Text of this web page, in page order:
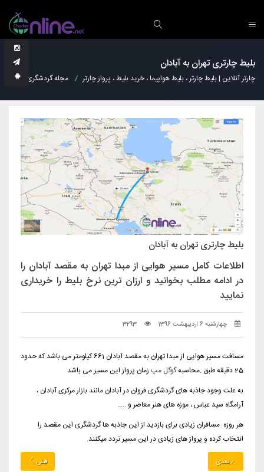
بلیط چارتری تهران به آبادان
چارتر آنلاین | بلیط چارتر ، بلیط هواپیما ، خرید بلیط ، پرواز چارتر مجله گردشگری
بلیط چارتری تهران به آبادان
اطلاعات کامل مسیر هوایی از مبدا تهران به مقصد آبادان را
در ادامه مطلب بخوانید و ارزان ترین نرخ بلیط را خریداری
نمایید
چهارشنبه 6 اردیبهشت 1396 3293
مسافت مسیر هوایی از مبدا تهران به مقصد آبادان 661 کیلومتر می باشد که حدود
25 دقیقه طبق .محاسبه
گوگل مپ زمان پرواز این مسیر می باشد
به علت وجود جاذبه های گردشگری فروان در آبادان مانند بازار مرکزی آبادان ،
آرامگاه سید عباس ، موزه های هنر معاصر و .....
هر روزه مسافران زیادی برای بازدید از این جاذبه ها گردشگری این مقصد را
انتخاب کرده و پرواز های زیادی در این مسیر تردد میکنند.
بعدی قبلی